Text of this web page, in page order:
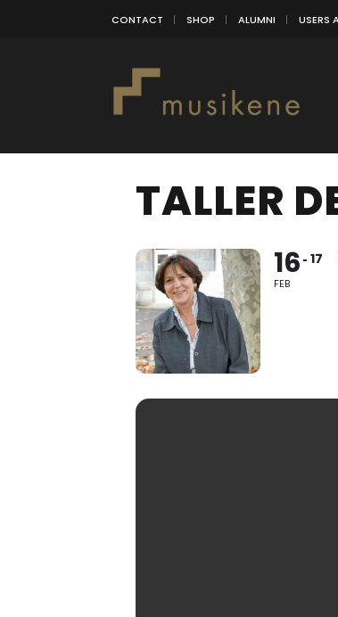
CONTACT SHOP ALUMNI USERS
TALLER
16
FEB
17